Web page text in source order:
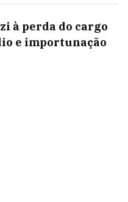
à perda do cargo
e importunação